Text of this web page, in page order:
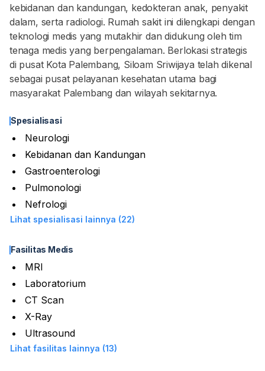
kebidanan dan kandungan, kedokteran anak, penyakit
dalam, serta radiologi. Rumah sakit ini dilengkapi dengan
teknologi medis yang mutakhir dan didukung oleh tim
tenaga medis yang berpengalaman. Berlokasi strategis
di pusat Kota Palembang, Siloam Sriwijaya telah dikenal
sebagai pusat pelayanan kesehatan utama bagi
masyarakat Palembang dan wilayah sekitarnya.
Spesialisasi
Neurologi
Kebidanan dan Kandungan
Gastroenterologi
Pulmonologi
Nefrologi
Lihat spesialisasi lainnya (22)
Fasilitas Medis
MRI
Laboratorium
CT Scan
X-Ray
Ultrasound
Lihat fasilitas lainnya (13)